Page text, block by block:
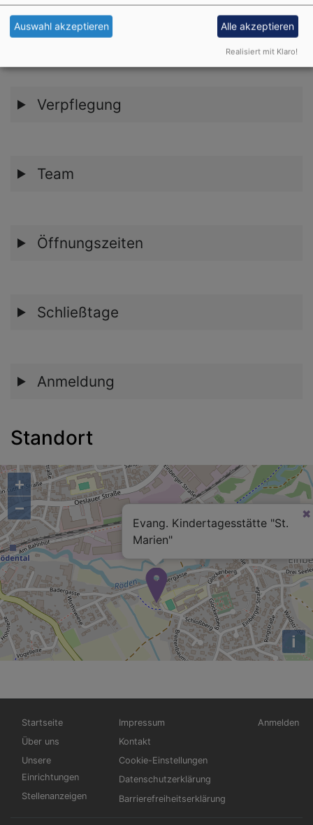
Räume & Außengelände
Verpflegung
Team
Öffnungszeiten
Schließtage
Anmeldung
Standort
Evang. Kindertagesstätte "St.
Marien"
+
−
i
Hauptnavigation
Startseite
Über uns
Unsere
Einrichtungen
Stellenanzeigen
Fußbereichsmenü
Impressum
Kontakt
Cookie-Einstellungen
Datenschutzerklärung
Barrierefreiheitserklärung
Anmelden
Auswahl akzeptieren Alle akzeptieren
Realisiert mit Klaro!